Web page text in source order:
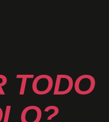
TODO